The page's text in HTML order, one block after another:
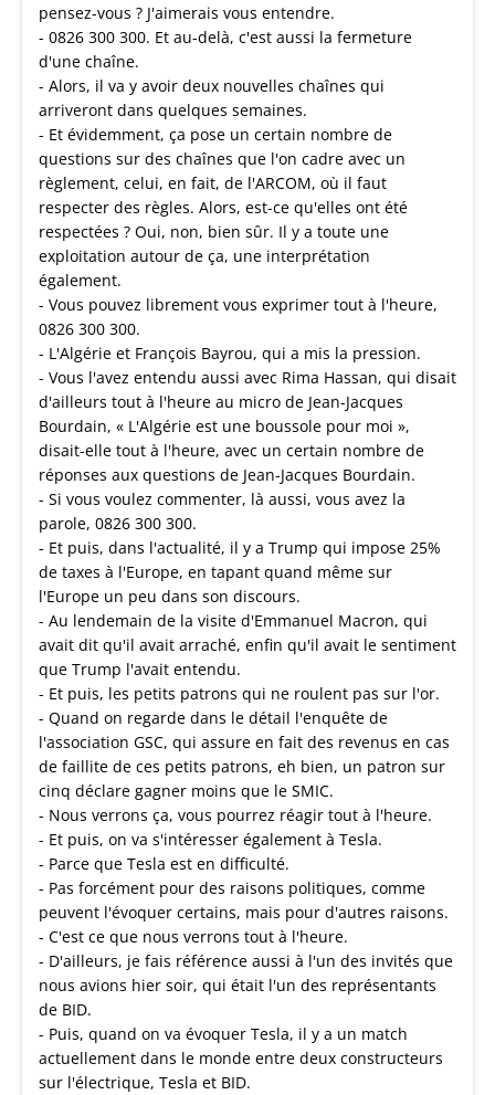
pensez-vous ? J'aimerais vous entendre.
- 0826 300 300. Et au-delà, c'est aussi la fermeture
d'une chaîne.
- Alors, il va y avoir deux nouvelles chaînes qui
arriveront dans quelques semaines.
- Et évidemment, ça pose un certain nombre de
questions sur des chaînes que l'on cadre avec un
règlement, celui, en fait, de l'ARCOM, où il faut
respecter des règles. Alors, est-ce qu'elles ont été
respectées ? Oui, non, bien sûr. Il y a toute une
exploitation autour de ça, une interprétation
également.
- Vous pouvez librement vous exprimer tout à l'heure,
0826 300 300.
- L'Algérie et François Bayrou, qui a mis la pression.
- Vous l'avez entendu aussi avec Rima Hassan, qui disait
d'ailleurs tout à l'heure au micro de Jean-Jacques
Bourdain, « L'Algérie est une boussole pour moi »,
disait-elle tout à l'heure, avec un certain nombre de
réponses aux questions de Jean-Jacques Bourdain.
- Si vous voulez commenter, là aussi, vous avez la
parole, 0826 300 300.
- Et puis, dans l'actualité, il y a Trump qui impose 25%
de taxes à l'Europe, en tapant quand même sur
l'Europe un peu dans son discours.
- Au lendemain de la visite d'Emmanuel Macron, qui
avait dit qu'il avait arraché, enfin qu'il avait le sentiment
que Trump l'avait entendu.
- Et puis, les petits patrons qui ne roulent pas sur l'or.
- Quand on regarde dans le détail l'enquête de
l'association GSC, qui assure en fait des revenus en cas
de faillite de ces petits patrons, eh bien, un patron sur
cinq déclare gagner moins que le SMIC.
- Nous verrons ça, vous pourrez réagir tout à l'heure.
- Et puis, on va s'intéresser également à Tesla.
- Parce que Tesla est en difficulté.
- Pas forcément pour des raisons politiques, comme
peuvent l'évoquer certains, mais pour d'autres raisons.
- C'est ce que nous verrons tout à l'heure.
- D'ailleurs, je fais référence aussi à l'un des invités que
nous avions hier soir, qui était l'un des représentants
de BID.
- Puis, quand on va évoquer Tesla, il y a un match
actuellement dans le monde entre deux constructeurs
sur l'électrique, Tesla et BID.